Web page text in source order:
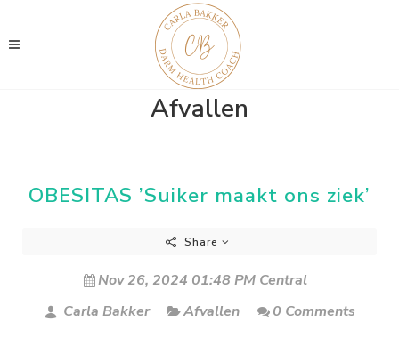
Afvallen
OBESITAS ’Suiker maakt ons ziek’
Share
Nov 26, 2024 01:48 PM Central
Carla Bakker
Afvallen 0 Comments